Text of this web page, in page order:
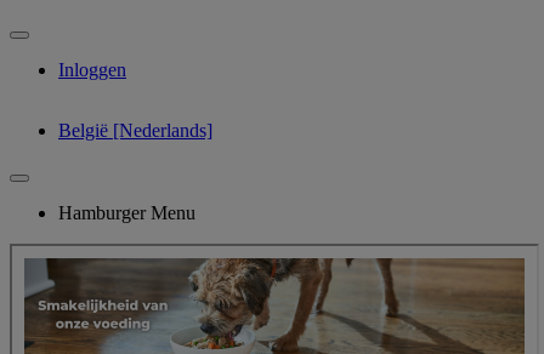
Inloggen
België [Nederlands]
Hamburger Menu